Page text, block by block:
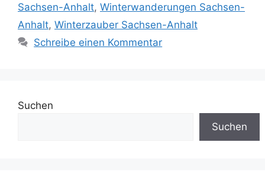
Sachsen-Anhalt, Winterwanderungen Sachsen-
Anhalt, Winterzauber Sachsen-Anhalt
Schreibe einen Kommentar
Suchen
Suchen